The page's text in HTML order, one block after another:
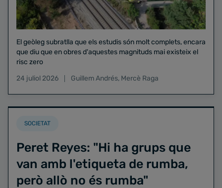
El geòleg subratlla que els estudis són molt complets, encara
que diu que en obres d'aquestes magnituds mai existeix el
risc zero
24 juliol 2026
Guillem Andrés, Mercè Raga
SOCIETAT
Peret Reyes: "Hi ha grups que
van amb l'etiqueta de rumba,
però allò no és rumba"